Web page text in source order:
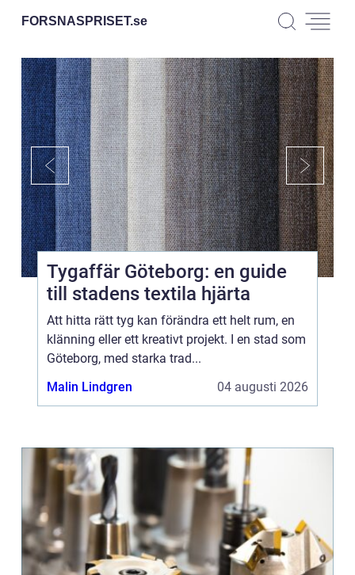
FORSNASPRISET.se
Tygaffär Göteborg: en guide
till stadens textila hjärta
Att hitta rätt tyg kan förändra ett helt rum, en
klänning eller ett kreativt projekt. I en stad som
Göteborg, med starka trad...
Malin Lindgren
04 augusti 2026